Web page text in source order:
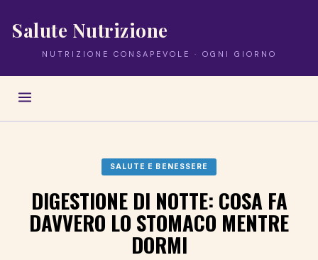
Salute Nutrizione
NUTRIZIONE CONSAPEVOLE · OGNI GIORNO
SALUTE E BENESSERE
DIGESTIONE DI NOTTE: COSA FA
DAVVERO LO STOMACO MENTRE
DORMI